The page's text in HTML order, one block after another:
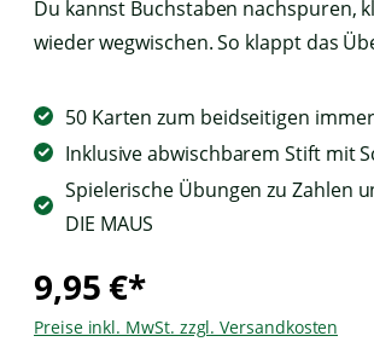
Du kannst Buchstaben nachspuren,
wieder wegwischen. So klappt das
50 Karten zum beidseitigen
Inklusive abwischbarem Stift mit
Spielerische Übungen zu Zahlen
DIE MAUS
9,95 €*
Preise inkl. MwSt. zzgl. Versandkosten